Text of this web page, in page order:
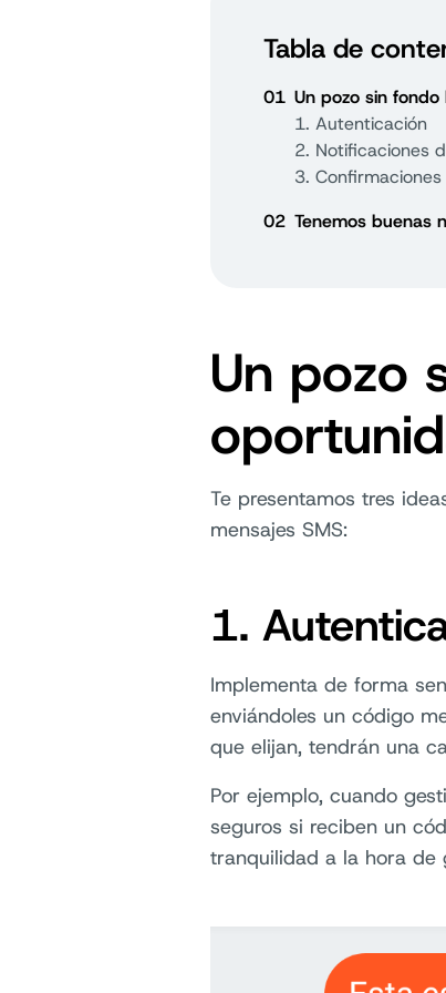
Tabla de
01 Un pozo sin
1. Autenticación
2. Notificaciones
3. Confirmaciones
02 Tenemos buenas
Un pozo
Te presentamos tres
mensajes SMS:
1.
Implementa de forma
enviándoles un código
que elijan, tendrán una
Por ejemplo, cuando
seguros si reciben un
tranquilidad a la hora de